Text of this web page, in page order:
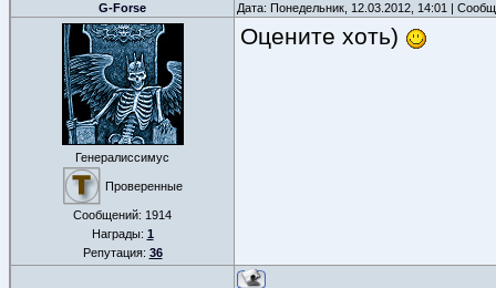
G-Forse Дата: Понедельник, 12.03.2012, 14:01 |
Генералиссимус
Проверенные
Сообщений: 1914
Награды: 1
Репутация: 36
Оцените хоть)